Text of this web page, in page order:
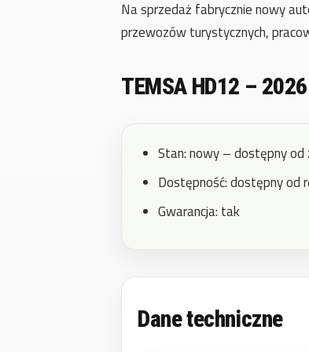
Na sprzedaż fabrycznie nowy
przewozów turystycznych,
TEMSA HD12 – 2026
Stan: nowy – dostępny od
Dostępność: dostępny od
Gwarancja: tak
Dane techniczne